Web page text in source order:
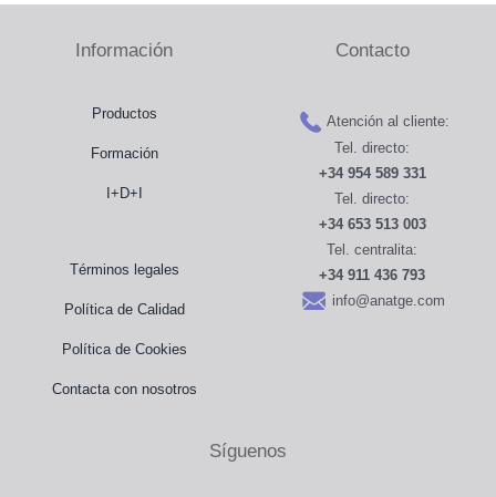
Información
Productos
Formación
I+D+I
Términos legales
Política de Calidad
Política de Cookies
Contacta con nosotros
Contacto
Atención al cliente:
Tel. directo:
+34 954 589 331
Tel. directo:
+34 653 513 003
Tel. centralita:
+34 911 436 793
info@anatge.com
Síguenos